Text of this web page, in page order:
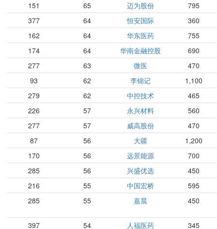
151
65 迈为股份
795
377
64 恒安国际
360
162
64 华东医药
755
174
64 华南金融控股
690
277
63 微医
470
93
62 李锦记
1,100
279
62 中控技术
465
226
57 永兴材料
560
277
57 威高股份
470
87
56 大疆
1,200
170
56 远景能源
700
285
56 兴盛优选
450
216
55 中国宏桥
595
285
55 嘉晨 450
397 54 人福医药 345